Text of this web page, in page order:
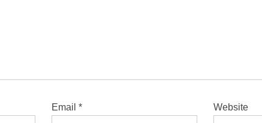
Email* Website